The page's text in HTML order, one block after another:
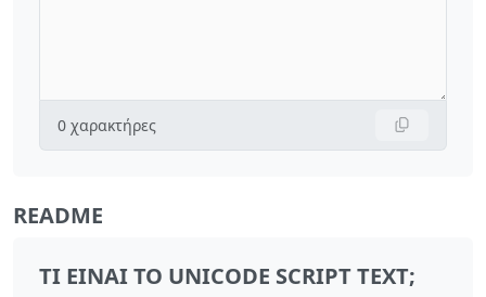
0 χαρακτήρες
README
ΤΙ ΕΊΝΑΙ ΤΟ UNICODE SCRIPT TEXT;